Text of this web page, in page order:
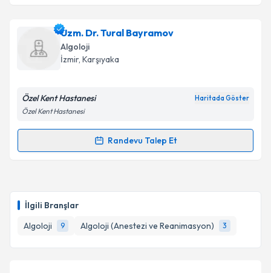
İlgili Branşlar
Algoloji
9 Algoloji (Anestezi ve Reanimasyon) 3
Prof. Dr. Ali Güriçin randevu takvimi talebi oluşturun.
Size bu uzmandan randevu almanız için bir takvim
hazırlandığında e-posta ile bilgilendireceğiz.
Kişisel verilerimin işlenmesine ilişkin
Metni'ni okudum ve kişisel verilerimin belirtilen
Uzm. Dr. Tural Bayramov
Algoloji
İzmir, Karşıyaka
Özel Kent Hastanesi Haritada Göster
Özel Kent Hastanesi
Randevu Talep Et
Randevu Takvimi Talebi
takvim hazırlandığında e-posta ile bilgilendireceğiz.
E-posta Adresiniz